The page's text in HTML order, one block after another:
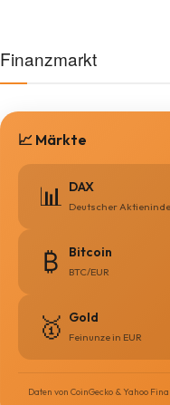
Finanzmarkt
📈 Märkte
📊 DAX
Deutscher
₿ Bitcoin
BTC/EUR
🥇 Gold
Feinunze in EUR
Daten von CoinGecko & Yahoo